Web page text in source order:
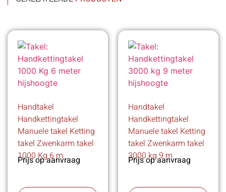
Handtakel
Handkettingtakel
Manuele takel Ketting
takel Zwenkarm takel
1000 Kg 6 m
Prijs op aanvraag
Handtakel
Handkettingtakel
Manuele takel Ketting
takel Zwenkarm takel
3000 kg 9 m
Prijs op aanvraag